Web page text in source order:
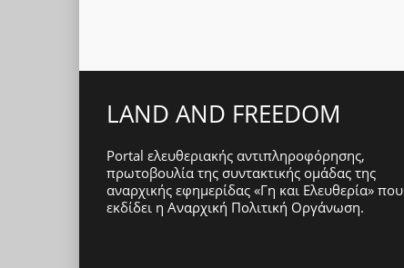
LAND AND FREEDOM
Portal ελευθεριακής αντιπληροφόρησης,
πρωτοβουλία της συντακτικής ομάδας της
αναρχικής εφημερίδας «Γη και Ελευθερία» που
εκδίδει η Αναρχική Πολιτική Οργάνωση.